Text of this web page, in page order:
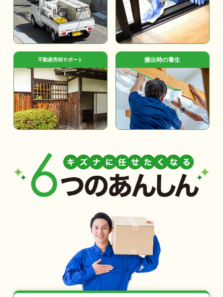
不動産売却サポート 搬出時の養生